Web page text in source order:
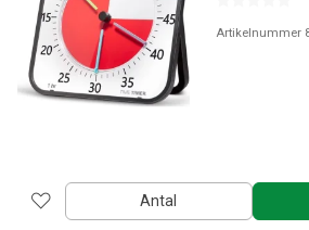
Artikelnummer
Antal